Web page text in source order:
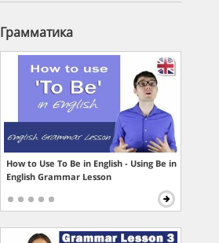
Грамматика
How to Use To Be in English - Using Be in
English Grammar Lesson